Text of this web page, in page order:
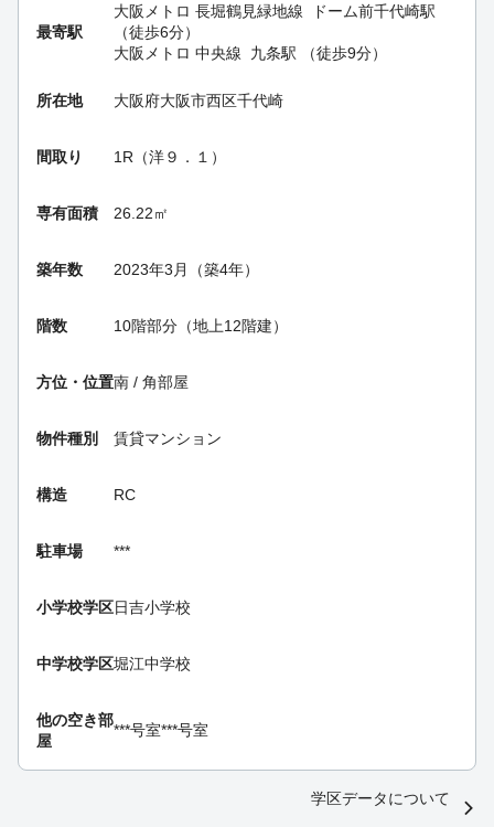
最寄駅
大阪メトロ 長堀鶴見緑地線
ドーム前千代崎駅
（徒歩6分）
大阪メトロ 中央線
九条駅 （徒歩9分）
所在地 大阪府大阪市西区千代崎
間取り 1R（洋９．１）
専有面積 26.22㎡
築年数 2023年3月（築4年）
階数 10階部分（地上12階建）
方位・位置南 / 角部屋
物件種別 賃貸マンション
構造 RC
駐車場 ***
小学校学区日吉小学校
中学校学区堀江中学校
他の空き部
屋
***号室***号室
学区データについて